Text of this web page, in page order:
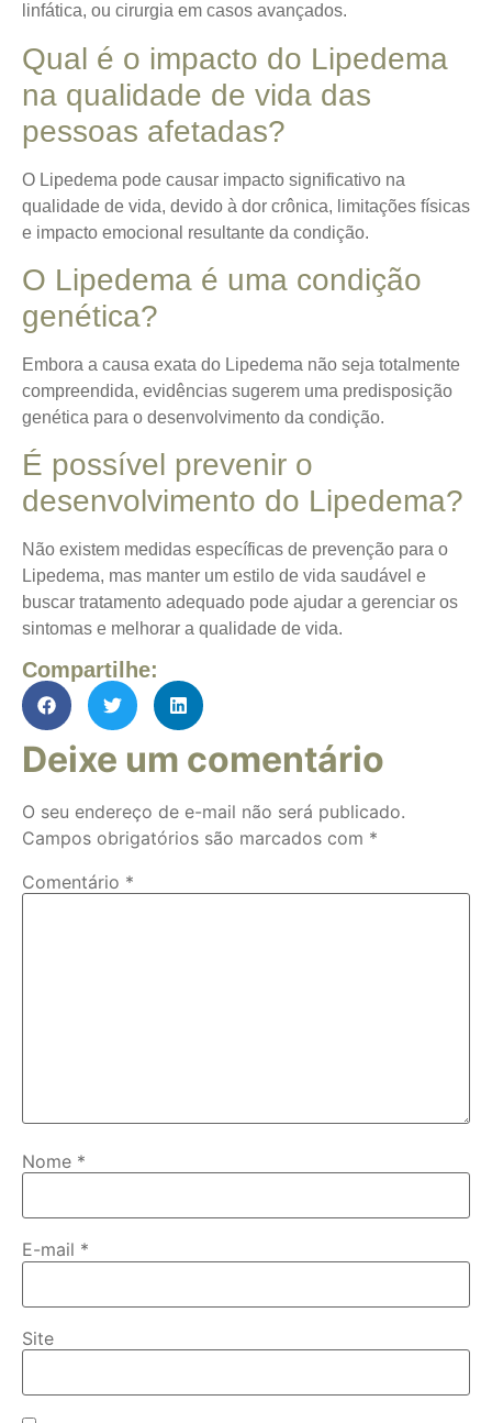
linfática, ou cirurgia em casos avançados.
Qual é o impacto do Lipedema
na qualidade de vida das
pessoas afetadas?
O Lipedema pode causar impacto significativo na
qualidade de vida, devido à dor crônica, limitações físicas
e impacto emocional resultante da condição.
O Lipedema é uma condição
genética?
Embora a causa exata do Lipedema não seja totalmente
compreendida, evidências sugerem uma predisposição
genética para o desenvolvimento da condição.
É possível prevenir o
desenvolvimento do Lipedema?
Não existem medidas específicas de prevenção para o
Lipedema, mas manter um estilo de vida saudável e
buscar tratamento adequado pode ajudar a gerenciar os
sintomas e melhorar a qualidade de vida.
Compartilhe:
Deixe um comentário
O seu endereço de e-mail não será publicado.
Campos obrigatórios são marcados com *
Comentário *
Nome *
E-mail *
Site